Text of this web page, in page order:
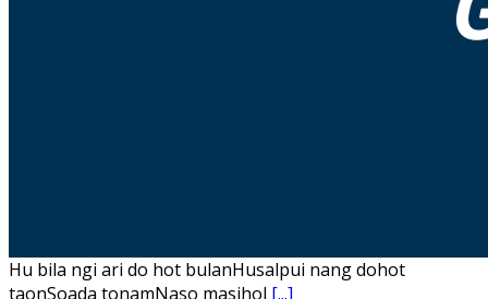
Hu bila ngi ari do hot bulanHusalpui nang dohot
taonSoada tonamNaso masihol [...]